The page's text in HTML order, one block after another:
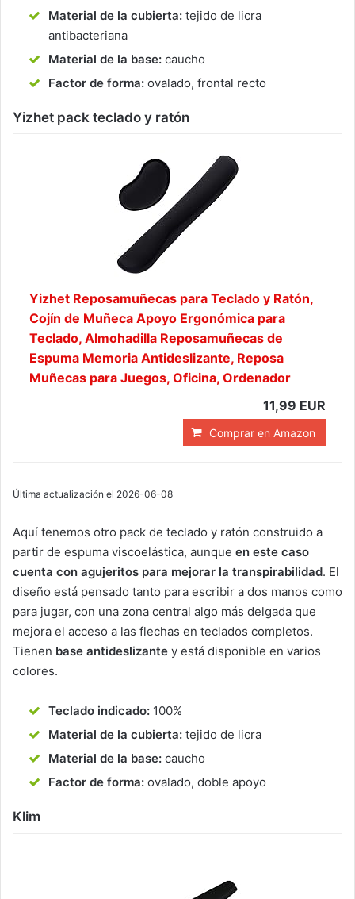
Material de la cubierta: tejido de licra
antibacteriana
Material de la base: caucho
Factor de forma: ovalado, frontal recto
Yizhet pack teclado y ratón
Yizhet Reposamuñecas para Teclado y Ratón,
Cojín de Muñeca Apoyo Ergonómica para
Teclado, Almohadilla Reposamuñecas de
Espuma Memoria Antideslizante, Reposa
Muñecas para Juegos, Oficina, Ordenador
11,99 EUR
Comprar en Amazon
Última actualización el 2026-06-08
Aquí tenemos otro pack de teclado y ratón construido a
partir de espuma viscoelástica, aunque en este caso
cuenta con agujeritos para mejorar la transpirabilidad. El
diseño está pensado tanto para escribir a dos manos como
para jugar, con una zona central algo más delgada que
mejora el acceso a las flechas en teclados completos.
Tienen base antideslizante y está disponible en varios
colores.
Teclado indicado: 100%
Material de la cubierta: tejido de licra
Material de la base: caucho
Factor de forma: ovalado, doble apoyo
Klim